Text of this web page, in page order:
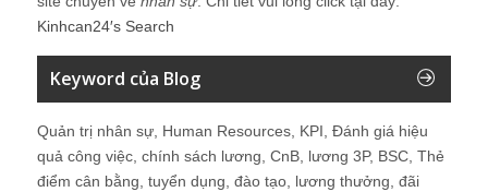
Kinhcan24′s Search
Keyword của Blog
Quản trị nhân sự, Human Resources, KPI, Đánh giá hiệu
quả công việc, chính sách lương, CnB, lương 3P, BSC, Thẻ
điểm cân bằng, tuyển dụng, đào tạo, lương thưởng, đãi